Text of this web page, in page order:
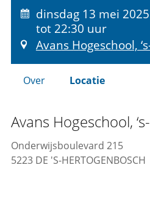
dinsdag 13 mei
tot 22:30 uur
Avans Hogeschool,
Over Locatie
Avans Hogeschool,
Onderwijsboulevard 215
5223 DE 'S-HERTOGENBOSCH